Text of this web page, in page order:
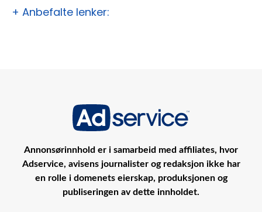
+ Anbefalte lenker:
Annonsørinnhold er i samarbeid med affiliates, hvor
Adservice, avisens journalister og redaksjon ikke har
en rolle i domenets eierskap, produksjonen og
publiseringen av dette innholdet.